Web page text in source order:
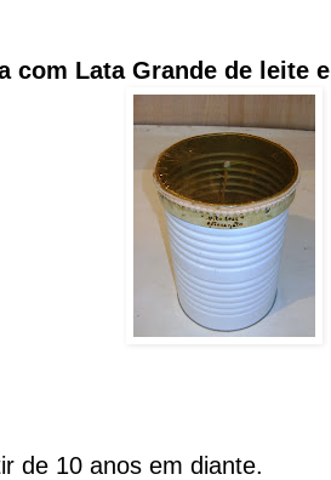
com Lata Grande de leite
de 10 anos em diante.